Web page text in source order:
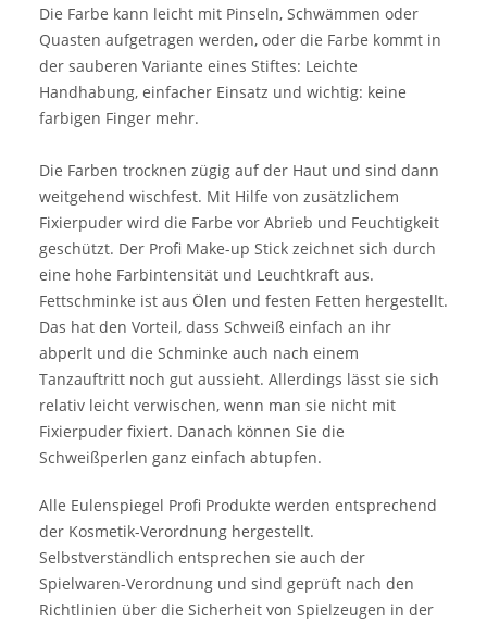
Die Farbe kann leicht mit Pinseln, Schwämmen oder
Quasten aufgetragen werden, oder die Farbe kommt in
der sauberen Variante eines Stiftes: Leichte
Handhabung, einfacher Einsatz und wichtig: keine
farbigen Finger mehr.
Die Farben trocknen zügig auf der Haut und sind dann
weitgehend wischfest. Mit Hilfe von zusätzlichem
Fixierpuder wird die Farbe vor Abrieb und Feuchtigkeit
geschützt. Der Profi Make-up Stick zeichnet sich durch
eine hohe Farbintensität und Leuchtkraft aus.
Fettschminke ist aus Ölen und festen Fetten hergestellt.
Das hat den Vorteil, dass Schweiß einfach an ihr
abperlt und die Schminke auch nach einem
Tanzauftritt noch gut aussieht. Allerdings lässt sie sich
relativ leicht verwischen, wenn man sie nicht mit
Fixierpuder fixiert. Danach können Sie die
Schweißperlen ganz einfach abtupfen.
Alle Eulenspiegel Profi Produkte werden entsprechend
der Kosmetik-Verordnung hergestellt.
Selbstverständlich entsprechen sie auch der
Spielwaren-Verordnung und sind geprüft nach den
Richtlinien über die Sicherheit von Spielzeugen in der